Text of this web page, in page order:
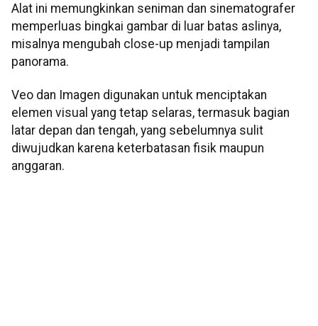
Alat ini memungkinkan seniman dan sinematografer
memperluas bingkai gambar di luar batas aslinya,
misalnya mengubah close-up menjadi tampilan
panorama.
Veo dan Imagen digunakan untuk menciptakan
elemen visual yang tetap selaras, termasuk bagian
latar depan dan tengah, yang sebelumnya sulit
diwujudkan karena keterbatasan fisik maupun
anggaran.